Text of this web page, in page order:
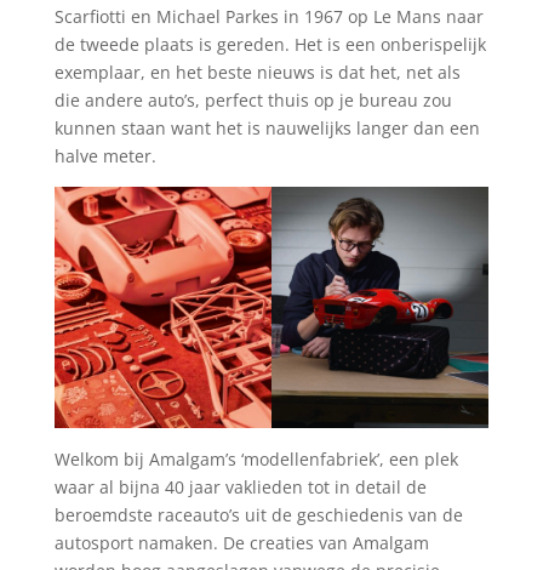
Scarfiotti en Michael Parkes in 1967 op Le Mans naar
de tweede plaats is gereden. Het is een onberispelijk
exemplaar, en het beste nieuws is dat het, net als
die andere auto’s, perfect thuis op je bureau zou
kunnen staan want het is nauwelijks langer dan een
halve meter.
Welkom bij Amalgam’s ‘modellenfabriek’, een plek
waar al bijna 40 jaar vaklieden tot in detail de
beroemdste raceauto’s uit de geschiedenis van de
autosport namaken. De creaties van Amalgam